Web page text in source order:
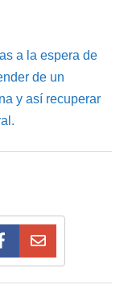
a la espera de
de un
y así recuperar